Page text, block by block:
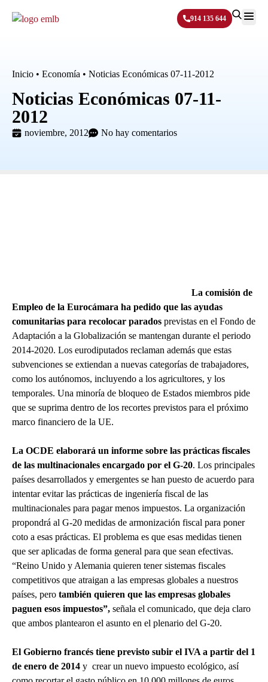
914 135 644
Inicio • Economía • Noticias Económicas 07-11-2012
Noticias Económicas 07-11-
2012
noviembre, 2012 No hay comentarios
La comisión de
Empleo de la Eurocámara ha pedido que las ayudas
comunitarias para recolocar parados previstas en el Fondo de
Adaptación a la Globalización se mantengan durante el periodo
2014-2020. Los eurodiputados reclaman además que estas
subvenciones se extiendan a nuevas categorías de trabajadores,
como los autónomos, incluyendo a los agricultores, y los
temporales. Una minoría de bloqueo de Estados miembros pide
que se suprima dentro de los recortes previstos para el próximo
marco financiero de la UE.
La OCDE elaborará un informe sobre las prácticas fiscales
de las multinacionales encargado por el G-20. Los principales
países desarrollados y emergentes se han puesto de acuerdo para
intentar evitar las prácticas de ingeniería fiscal de las
multinacionales para pagar menos impuestos. La organización
propondrá al G-20 medidas de armonización fiscal para poner
coto a esas prácticas. El problema es que esas medidas tienen
que ser aplicadas de forma general para que sean efectivas.
“Reino Unido y Alemania quieren tener sistemas fiscales
competitivos que atraigan a las empresas globales a nuestros
países, pero también quieren que las empresas globales
paguen esos impuestos”, señala el comunicado, que deja claro
que ambos plantearon el asunto en el plenario del G-20.
El Gobierno francés tiene previsto subir el IVA a partir del 1
de enero de 2014 y crear un nuevo impuesto ecológico, así